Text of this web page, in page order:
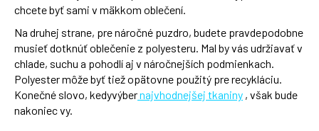
chcete byť sami v mäkkom oblečení.
Na druhej strane, pre náročné puzdro, budete pravdepodobne
musieť dotknúť oblečenie z polyesteru. Mal by vás udržiavať v
chlade, suchu a pohodlí aj v náročnejších podmienkach.
Polyester môže byť tiež opätovne použitý pre recykláciu.
Konečné slovo, kedyvýbernajvhodnejšej tkaniny , však bude
nakoniec vy.